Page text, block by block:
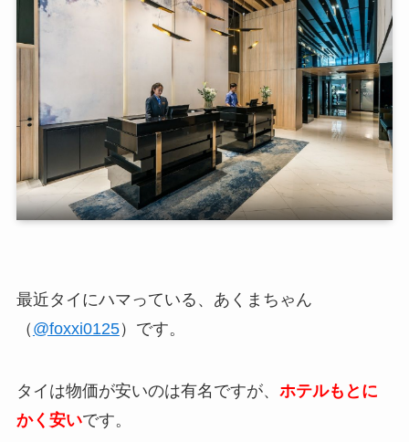
最近タイにハマっている、あくまちゃん
（ @foxxi0125）です。
タイは物価が安いのは有名ですが、 ホテルもとに
かく安いです。